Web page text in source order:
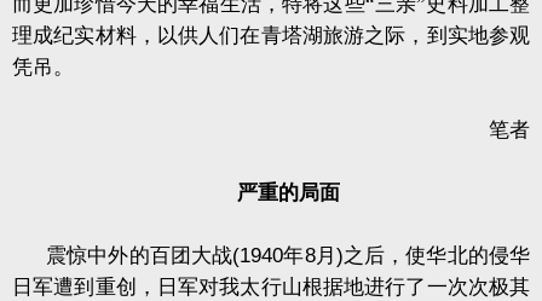
理成纪实材料，以供人们在青塔湖旅游之际，到实地参观
凭吊。
笔者
严重的局面
震惊中外的百团大战(1940年8月 )之后，使华北的侵华
日军遭到重创，日军对我太行山根据地进行了一次次极其